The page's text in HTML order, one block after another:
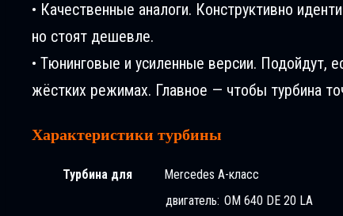
• Качественные аналоги. Конструктивно
но стоят дешевле.
• Тюнинговые и усиленные версии. Подойдут,
жёстких режимах. Главное — чтобы турбина
Характеристики турбины
Турбина для Mercedes A-класс
двигатель: OM 640 DE 20 LA